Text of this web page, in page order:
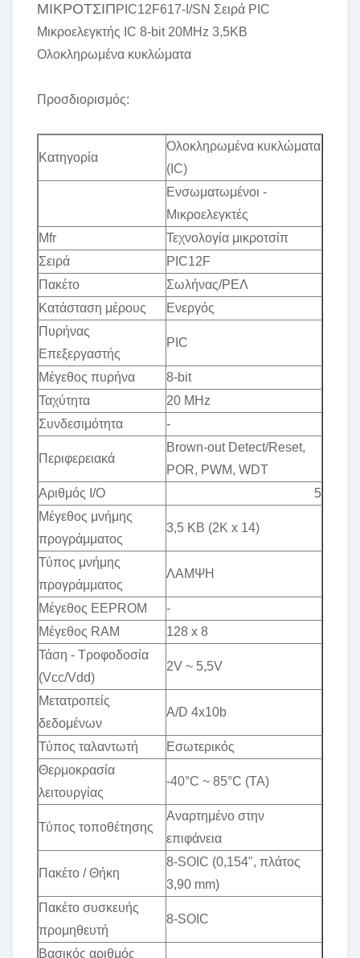
ΜΙΚΡΟΤΣΙΠPIC12F617-I/SN Σειρά PIC
Μικροελεγκτής IC 8-bit 20MHz 3,5KB
Ολοκληρωμένα κυκλώματα
Προσδιορισμός:
Κατηγορία
Ολοκληρωμένα κυκλώματα
(IC)
Ενσωματωμένοι -
Μικροελεγκτές
Mfr
Τεχνολογία μικροτσίπ
Σειρά
PIC12F
Πακέτο
Σωλήνας/ΡΕΛ
Κατάσταση μέρους
Ενεργός
Πυρήνας
Επεξεργαστής
PIC
Μέγεθος πυρήνα
8-bit
Ταχύτητα
20 MHz
Συνδεσιμότητα
-
Περιφερειακά
Brown-out Detect/Reset,
POR, PWM, WDT
Αριθμός I/O
5
Μέγεθος μνήμης
προγράμματος
3,5 KB (2K x 14)
Τύπος μνήμης
προγράμματος
ΛΑΜΨΗ
Μέγεθος EEPROM
-
Μέγεθος RAM
128 x 8
Τάση - Τροφοδοσία
(Vcc/Vdd)
2V ~ 5,5V
Μετατροπείς
δεδομένων
A/D 4x10b
Τύπος ταλαντωτή
Εσωτερικός
Θερμοκρασία
λειτουργίας
-40°C ~ 85°C (TA)
Τύπος τοποθέτησης
Αναρτημένο στην
επιφάνεια
Πακέτο / Θήκη
8-SOIC (0,154", πλάτος
3,90 mm)
Πακέτο συσκευής
προμηθευτή
8-SOIC
Βασικός αριθμός